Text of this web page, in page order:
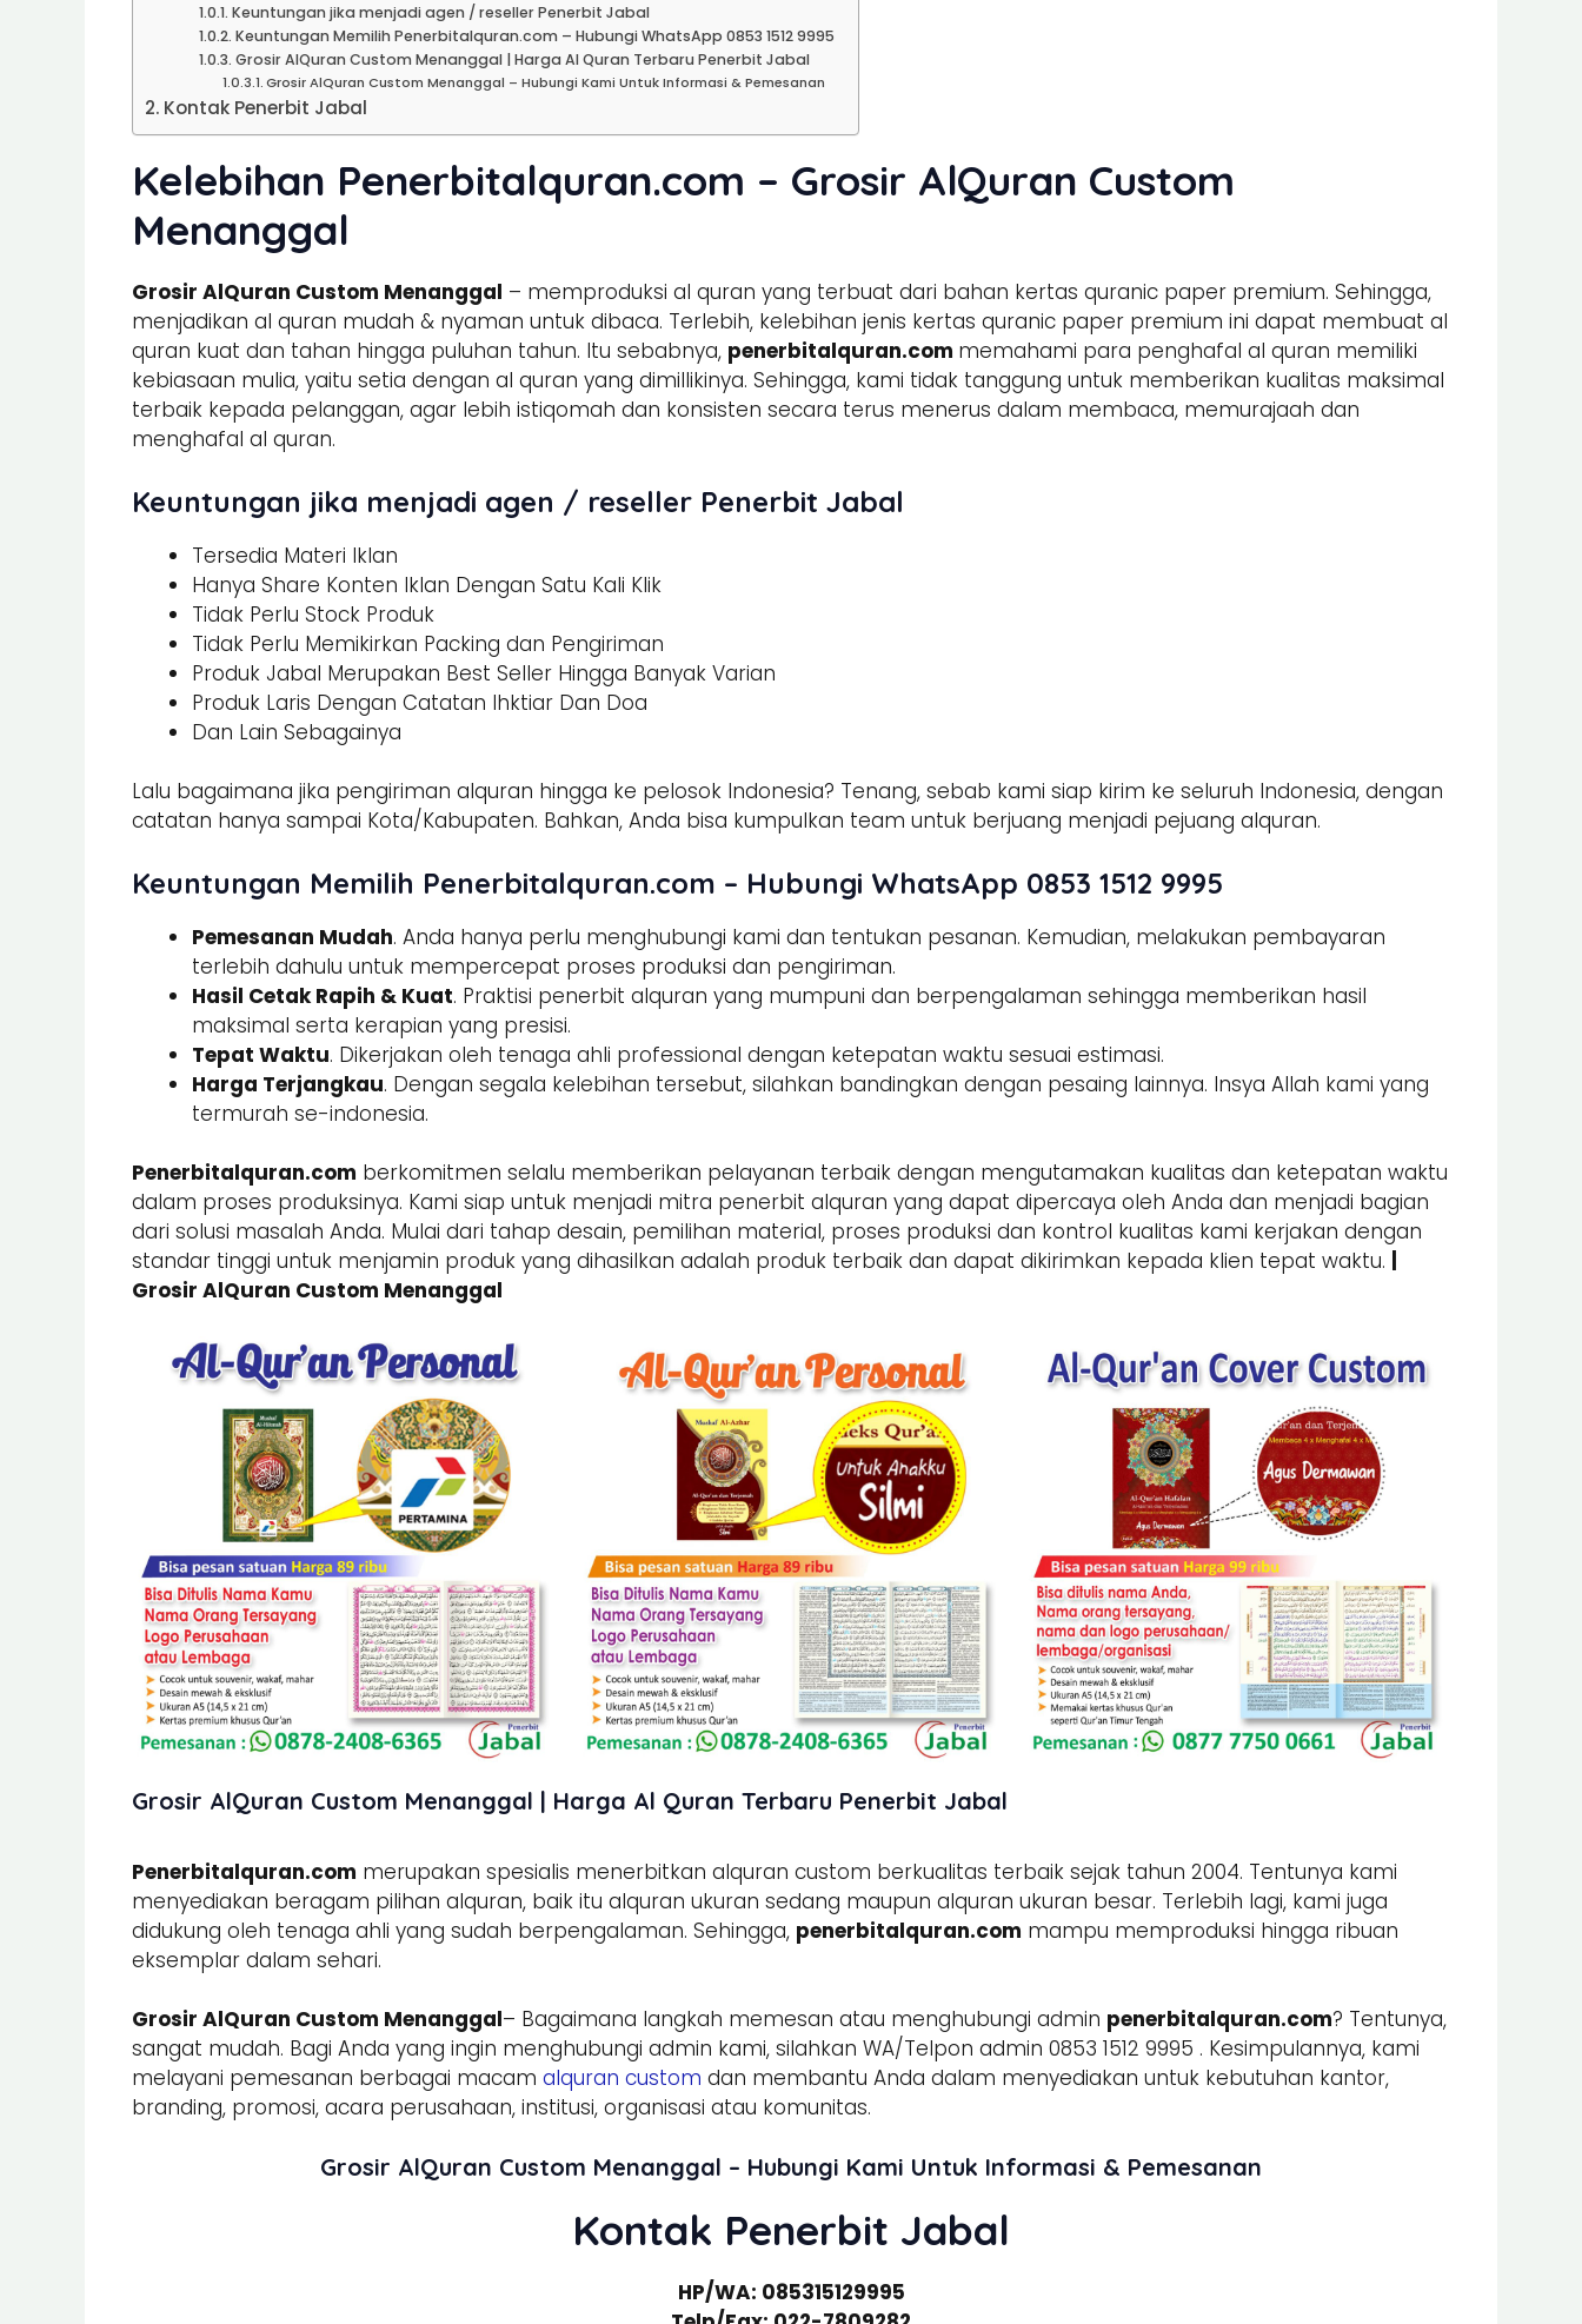
Keuntungan jika menjadi agen / reseller Penerbit Jabal
Keuntungan Memilih Penerbitalquran.com – Hubungi WhatsApp 0853 1512 9995
Grosir AlQuran Custom Menanggal | Harga Al Quran Terbaru Penerbit Jabal
Grosir AlQuran Custom Menanggal – Hubungi Kami Untuk Informasi & Pemesanan
Kontak Penerbit Jabal
Kelebihan Penerbitalquran.com – Grosir AlQuran Custom
Menanggal
Grosir AlQuran Custom Menanggal – memproduksi al quran yang terbuat dari bahan kertas quranic paper premium. Sehingga,
menjadikan al quran mudah & nyaman untuk dibaca. Terlebih, kelebihan jenis kertas quranic paper premium ini dapat membuat al
quran kuat dan tahan hingga puluhan tahun. Itu sebabnya, penerbitalquran.com memahami para penghafal al quran memiliki
kebiasaan mulia, yaitu setia dengan al quran yang dimillikinya. Sehingga, kami tidak tanggung untuk memberikan kualitas maksimal
terbaik kepada pelanggan, agar lebih istiqomah dan konsisten secara terus menerus dalam membaca, memurajaah dan
menghafal al quran.
Keuntungan jika menjadi agen / reseller Penerbit Jabal
Tersedia Materi Iklan
Hanya Share Konten Iklan Dengan Satu Kali Klik
Tidak Perlu Stock Produk
Tidak Perlu Memikirkan Packing dan Pengiriman
Produk Jabal Merupakan Best Seller Hingga Banyak Varian
Produk Laris Dengan Catatan Ihktiar Dan Doa
Dan Lain Sebagainya
Lalu bagaimana jika pengiriman alquran hingga ke pelosok Indonesia? Tenang, sebab kami siap kirim ke seluruh Indonesia, dengan
catatan hanya sampai Kota/Kabupaten. Bahkan, Anda bisa kumpulkan team untuk berjuang menjadi pejuang alquran.
Keuntungan Memilih Penerbitalquran.com – Hubungi WhatsApp 0853 1512 9995
Pemesanan Mudah. Anda hanya perlu menghubungi kami dan tentukan pesanan. Kemudian, melakukan pembayaran
terlebih dahulu untuk mempercepat proses produksi dan pengiriman.
Hasil Cetak Rapih & Kuat. Praktisi penerbit alquran yang mumpuni dan berpengalaman sehingga memberikan hasil
maksimal serta kerapian yang presisi.
Tepat Waktu. Dikerjakan oleh tenaga ahli professional dengan ketepatan waktu sesuai estimasi.
Harga Terjangkau. Dengan segala kelebihan tersebut, silahkan bandingkan dengan pesaing lainnya. Insya Allah kami yang
termurah se-indonesia.
Penerbitalquran.com berkomitmen selalu memberikan pelayanan terbaik dengan mengutamakan kualitas dan ketepatan waktu
dalam proses produksinya. Kami siap untuk menjadi mitra penerbit alquran yang dapat dipercaya oleh Anda dan menjadi bagian
dari solusi masalah Anda. Mulai dari tahap desain, pemilihan material, proses produksi dan kontrol kualitas kami kerjakan dengan
standar tinggi untuk menjamin produk yang dihasilkan adalah produk terbaik dan dapat dikirimkan kepada klien tepat waktu.
Grosir AlQuran Custom Menanggal
Grosir AlQuran Custom Menanggal | Harga Al Quran Terbaru Penerbit Jabal
Penerbitalquran.com merupakan spesialis menerbitkan alquran custom berkualitas terbaik sejak tahun 2004. Tentunya kami
menyediakan beragam pilihan alquran, baik itu alquran ukuran sedang maupun alquran ukuran besar. Terlebih lagi, kami juga
didukung oleh tenaga ahli yang sudah berpengalaman. Sehingga, penerbitalquran.com mampu memproduksi hingga ribuan
eksemplar dalam sehari.
Grosir AlQuran Custom Menanggal– Bagaimana langkah memesan atau menghubungi admin penerbitalquran.com? Tentunya,
sangat mudah. Bagi Anda yang ingin menghubungi admin kami, silahkan WA/Telpon admin 0853 1512 9995 . Kesimpulannya, kami
melayani pemesanan berbagai macam alquran custom dan membantu Anda dalam menyediakan untuk kebutuhan kantor,
branding, promosi, acara perusahaan, institusi, organisasi atau komunitas.
Grosir AlQuran Custom Menanggal – Hubungi Kami Untuk Informasi & Pemesanan
Kontak Penerbit Jabal
HP/WA: 085315129995